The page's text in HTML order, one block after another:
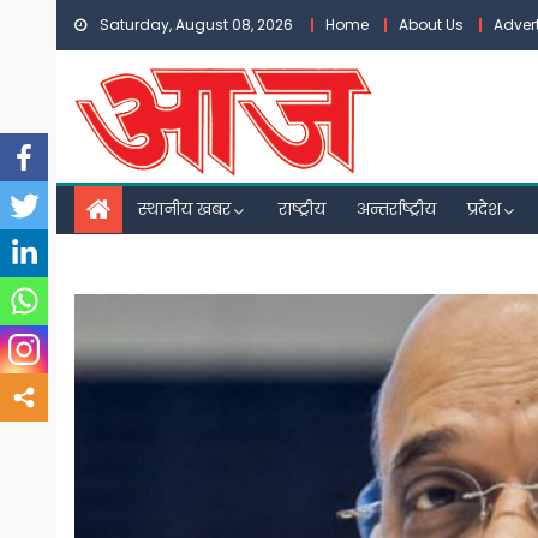
Skip
content
Saturday, August 08, 2026 Home About Us
स्थानीय खबर राष्ट्रीय अन्तर्राष्ट्रीय प्रदेश